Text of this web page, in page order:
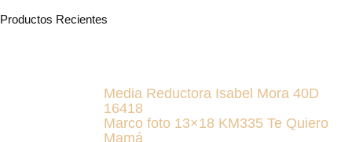
Productos Recientes
Media Reductora Isabel Mora 40D
16418
Marco foto 13×18 KM335 Te Quiero
Mamá